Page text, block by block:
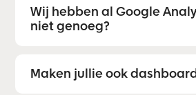
Wij hebben al Google
niet genoeg?
Maken jullie ook